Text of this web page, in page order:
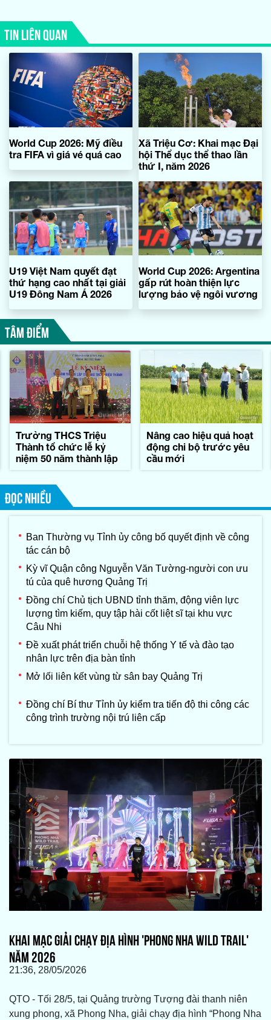
TIN LIÊN QUAN
World Cup 2026: Mỹ điều
tra FIFA vì giá vé quá cao
Xã Triệu Cơ: Khai mạc Đại
hội Thể dục thể thao lần
thứ I, năm 2026
U19 Việt Nam quyết đạt
thứ hạng cao nhất tại giải
U19 Đông Nam Á 2026
World Cup 2026: Argentina
gấp rút hoàn thiện lực
lượng bảo vệ ngôi vương
TÂM ĐIỂM
Trường THCS Triệu
Thành tổ chức lễ kỷ
niệm 50 năm thành lập
Nâng cao hiệu quả hoạt
động chi bộ trước yêu
cầu mới
ĐỌC NHIỀU
Ban Thường vụ Tỉnh ủy công bố quyết định về công
tác cán bộ
Kỳ vĩ Quận công Nguyễn Văn Tường-người con ưu
tú của quê hương Quảng Trị
Đồng chí Chủ tịch UBND tỉnh thăm, động viên lực
lượng tìm kiếm, quy tập hài cốt liệt sĩ tại khu vực
Câu Nhi
Đề xuất phát triển chuỗi hệ thống Y tế và đào tạo
nhân lực trên địa bàn tỉnh
Mở lối liên kết vùng từ sân bay Quảng Trị
Đồng chí Bí thư Tỉnh ủy kiểm tra tiến độ thi công các
công trình trường nội trú liên cấp
KHAI MẠC GIẢI CHẠY ĐỊA HÌNH 'PHONG NHA WILD TRAIL'
NĂM 2026
21:36, 28/05/2026
QTO - Tối 28/5, tại Quảng trường Tượng đài thanh niên
xung phong, xã Phong Nha, giải chạy địa hình “Phong Nha